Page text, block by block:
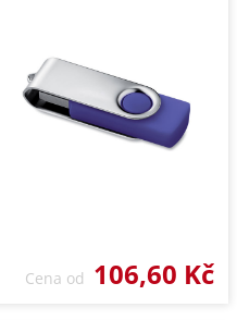
Cena od 106,60 Kč